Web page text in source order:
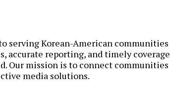
serving Korean-American communities
accurate reporting, and timely coverage
Our mission is to connect communities
media solutions.